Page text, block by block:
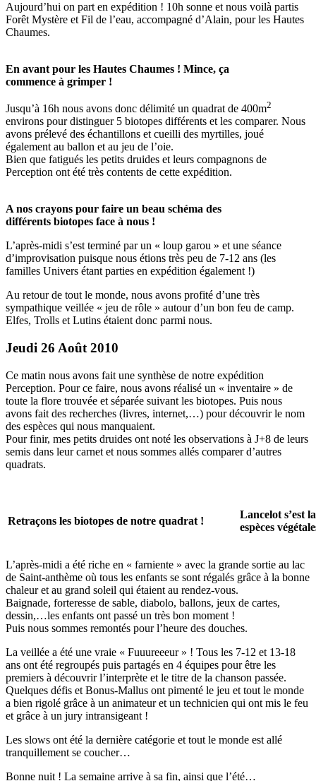
Aujourd’hui on part en expédition ! 10h sonne et nous voilà partis
Forêt Mystère et Fil de l’eau, accompagné d’Alain, pour les Hautes
Chaumes.
En avant pour les Hautes Chaumes ! Mince, ça
commence à grimper !
Jusqu’à 16h nous avons donc délimité un quadrat de 400m2
environs pour distinguer 5 biotopes différents et les comparer. Nous
avons prélevé des échantillons et cueilli des myrtilles, joué
également au ballon et au jeu de l’oie.
Bien que fatigués les petits druides et leurs compagnons de
Perception ont été très contents de cette expédition.
A nos crayons pour faire un beau schéma des
différents biotopes face à nous !
L’après-midi s’est terminé par un « loup garou » et une séance
d’improvisation puisque nous étions très peu de 7-12 ans (les
familles Univers étant parties en expédition également !)
Au retour de tout le monde, nous avons profité d’une très
sympathique veillée « jeu de rôle » autour d’un bon feu de camp.
Elfes, Trolls et Lutins étaient donc parmi nous.
Jeudi 26 Août 2010
Ce matin nous avons fait une synthèse de notre expédition
Perception. Pour ce faire, nous avons réalisé un « inventaire » de
toute la flore trouvée et séparée suivant les biotopes. Puis nous
avons fait des recherches (livres, internet,…) pour découvrir le nom
des espèces qui nous manquaient.
Pour finir, mes petits druides ont noté les observations à J+8 de leurs
semis dans leur carnet et nous sommes allés comparer d’autres
quadrats.
Retraçons les biotopes de notre quadrat !
Lancelot s’est
espèces
L’après-midi a été riche en « farniente » avec la grande sortie au lac
de Saint-anthème où tous les enfants se sont régalés grâce à la bonne
chaleur et au grand soleil qui étaient au rendez-vous.
Baignade, forteresse de sable, diabolo, ballons, jeux de cartes,
dessin,…les enfants ont passé un très bon moment !
Puis nous sommes remontés pour l’heure des douches.
La veillée a été une vraie « Fuuureeeur » ! Tous les 7-12 et 13-18
ans ont été regroupés puis partagés en 4 équipes pour être les
premiers à découvrir l’interprète et le titre de la chanson passée.
Quelques défis et Bonus-Mallus ont pimenté le jeu et tout le monde
a bien rigolé grâce à un animateur et un technicien qui ont mis le feu
et grâce à un jury intransigeant !
Les slows ont été la dernière catégorie et tout le monde est allé
tranquillement se coucher…
Bonne nuit ! La semaine arrive à sa fin, ainsi que l’été…